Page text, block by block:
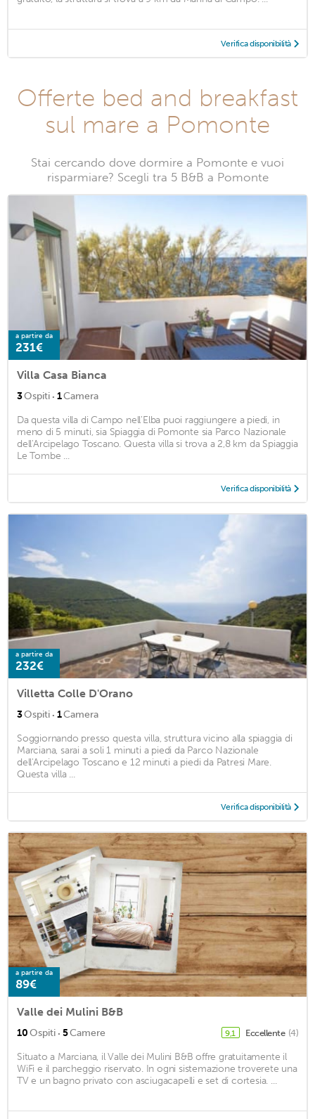
Verifica disponibilità
Offerte bed and breakfast
sul mare a Pomonte
Stai cercando dove dormire a Pomonte e vuoi
risparmiare? Scegli tra 5 B&B a Pomonte
a partire da
231€
Villa Casa Bianca
3Ospiti · 1Camera
Da questa villa di Campo nell'Elba puoi raggiungere a piedi, in
meno di 5 minuti, sia Spiaggia di Pomonte sia Parco Nazionale
dell'Arcipelago Toscano. Questa villa si trova a 2,8 km da Spiaggia
Le Tombe ...
Verifica disponibilità
a partire da
232€
Villetta Colle D'Orano
3Ospiti · 1Camera
Soggiornando presso questa villa, struttura vicino alla spiaggia di
Marciana, sarai a soli 1 minuti a piedi da Parco Nazionale
dell'Arcipelago Toscano e 12 minuti a piedi da Patresi Mare.
Questa villa ...
Verifica disponibilità
a partire da
89€
Valle dei Mulini B&B
10Ospiti · 5Camere 9,1 Eccellente (4)
Situato a Marciana, il Valle dei Mulini B&B offre gratuitamente il
WiFi e il parcheggio riservato. In ogni sistemazione troverete una
TV e un bagno privato con asciugacapelli e set di cortesia. ...